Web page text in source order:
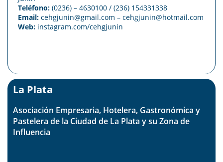
Teléfono: (0236) – 4630100 / (236) 154331338
Email: cehgjunin@gmail.com – cehgjunin@hotmail.com
Web: instagram.com/cehgjunin
La Plata
Asociación Empresaria, Hotelera, Gastronómica y
Pastelera de la Ciudad de La Plata y su Zona de
Influencia